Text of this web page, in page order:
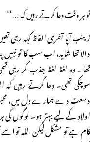
تو ہر وقت دعا کرتے رہیں کہ …‘‘
زینب آپا آخری الفاظ کہہ رہی
والا تھا شاید، اب سب کا تو نہیں
تھا۔ وہ لفظ لفظ جذب کر رہی
سوچکی تھی۔ دعا کرتے رہیں
وسعت دے ہمارے دل میں،
اولاد کے لیے بہتر ہو۔ لوگوں
کام ہے تو مشکل لیکن اللہ